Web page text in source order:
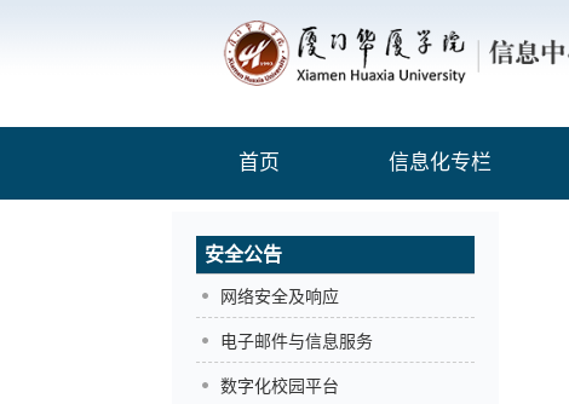
首页 信息化专栏
安全公告
网络安全及响应
电子邮件与信息服务
数字化校园平台